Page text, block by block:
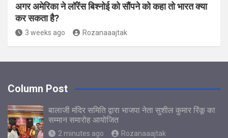
अगर अमेर‍िका ने लॉरेंस ब‍िश्‍नोई को सौंपने को कहा तो भारत क्‍या
कर सकता है?
3 weeks ago Rozanaaajtak
Column Post
बालाजी मंदिर समिति द्वारा भाजपा नेता सुशील कुमार रिंकू का
सम्मान समारोह आयोजित
2 minutes ago Rozanaaajtak